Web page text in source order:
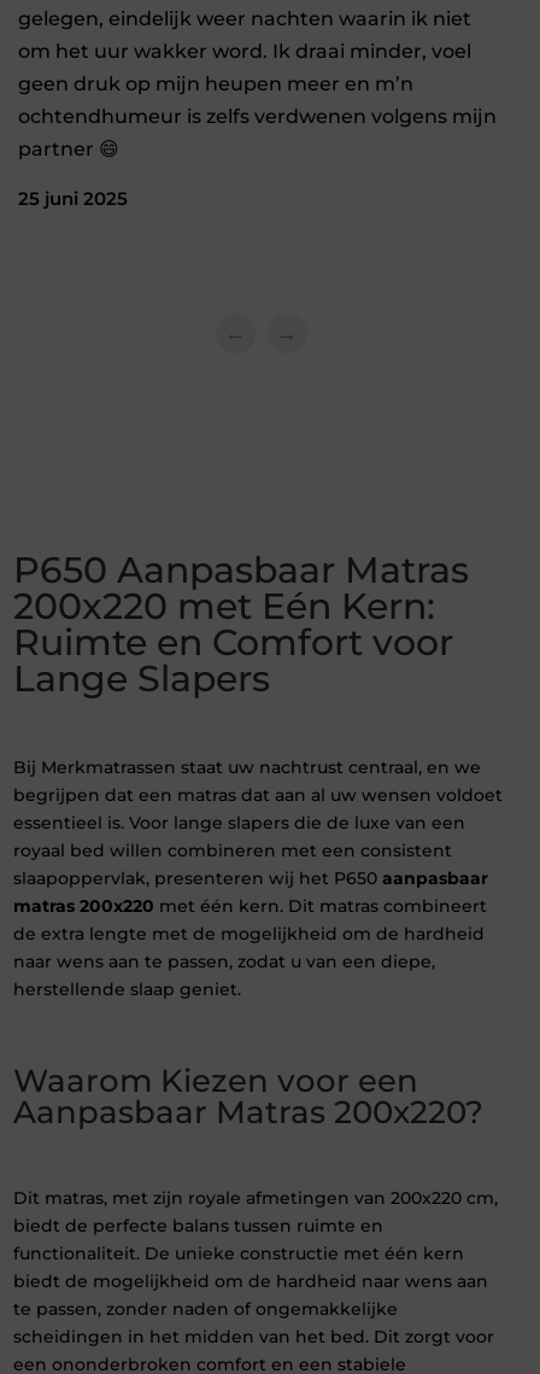
gelegen, eindelijk weer nachten waarin ik niet
om het uur wakker word. Ik draai minder, voel
geen druk op mijn heupen meer en m’n
ochtendhumeur is zelfs verdwenen volgens mijn
partner 😄
25 juni 2025
← →
P650 Aanpasbaar Matras
200x220 met Eén Kern:
Ruimte en Comfort voor
Lange Slapers
Bij Merkmatrassen staat uw nachtrust centraal, en we
begrijpen dat een matras dat aan al uw wensen voldoet
essentieel is. Voor lange slapers die de luxe van een
royaal bed willen combineren met een consistent
slaapoppervlak, presenteren wij het P650 aanpasbaar
matras 200x220 met één kern. Dit matras combineert
de extra lengte met de mogelijkheid om de hardheid
naar wens aan te passen, zodat u van een diepe,
herstellende slaap geniet.
Waarom Kiezen voor een
Aanpasbaar Matras 200x220?
Dit matras, met zijn royale afmetingen van 200x220 cm,
biedt de perfecte balans tussen ruimte en
functionaliteit. De unieke constructie met één kern
biedt de mogelijkheid om de hardheid naar wens aan
te passen, zonder naden of ongemakkelijke
scheidingen in het midden van het bed. Dit zorgt voor
een ononderbroken comfort en een stabiele